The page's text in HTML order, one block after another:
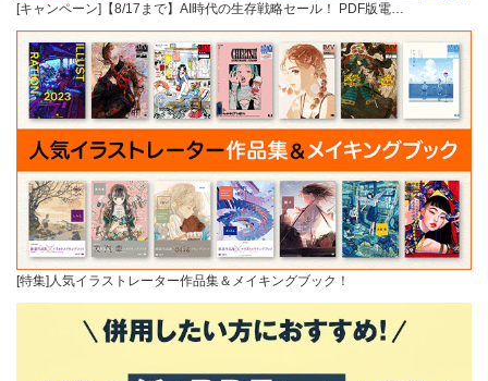
[キャンペーン]【8/17まで】AI時代の生存戦略セール！ PDF版電…
[特集]人気イラストレーター作品集＆メイキングブック！